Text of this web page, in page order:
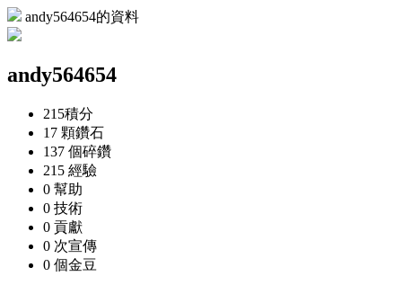
andy564654的資料
andy564654
215積分
17 顆鑽石
137 個碎鑽
215 經驗
0 幫助
0 技術
0 貢獻
0 次宣傳
0 個金豆